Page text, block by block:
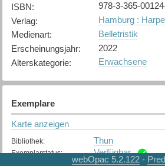
ISBN:
978-3-365-
Verlag:
Hamburg :
Medienart:
Belletristik
Erscheinungsjahr:
2022
Alterskategorie: Erwachsene
Exemplare
Karte anzeigen
Bibliothek: Thun
Exemplarstatus: Verfügbar
webOpac 5.2.122 -